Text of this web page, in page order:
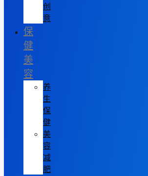
创
意
保
健
美
容
养
生
保
健
美
容
减
肥